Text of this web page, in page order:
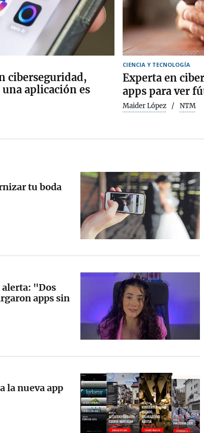
ciberseguridad,
una aplicación es
CIENCIA Y TECNOLOGÍA
Experta en
apps para ver
Maider López NTM
tu boda
"Dos
apps sin
la nueva app